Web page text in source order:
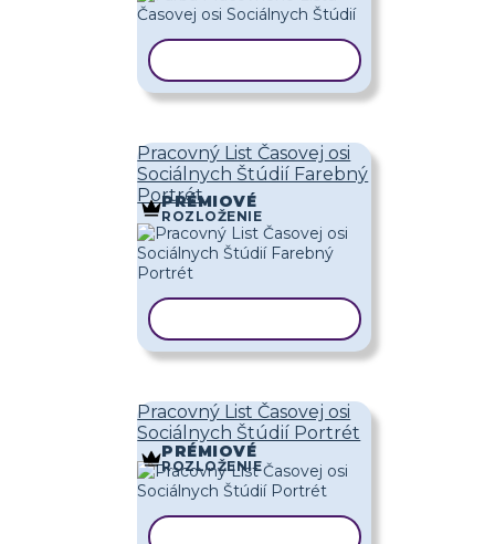
Pracovný List Časovej osi
Sociálnych Štúdií Farebný
Portrét
PRÉMIOVÉ
ROZLOŽENIE
Pracovný List Časovej osi
Sociálnych Štúdií Portrét
PRÉMIOVÉ
ROZLOŽENIE